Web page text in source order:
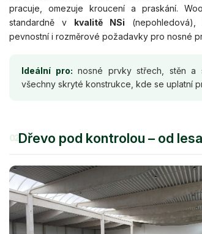
pracuje, omezuje kroucení a praskání.
standardně v kvalitě NSi
pevnostní i rozměrové požadavky pro nosné
Ideální pro: nosné prvky střech, stěn a
všechny skryté konstrukce, kde se uplatní
02Dřevo pod kontrolou – od